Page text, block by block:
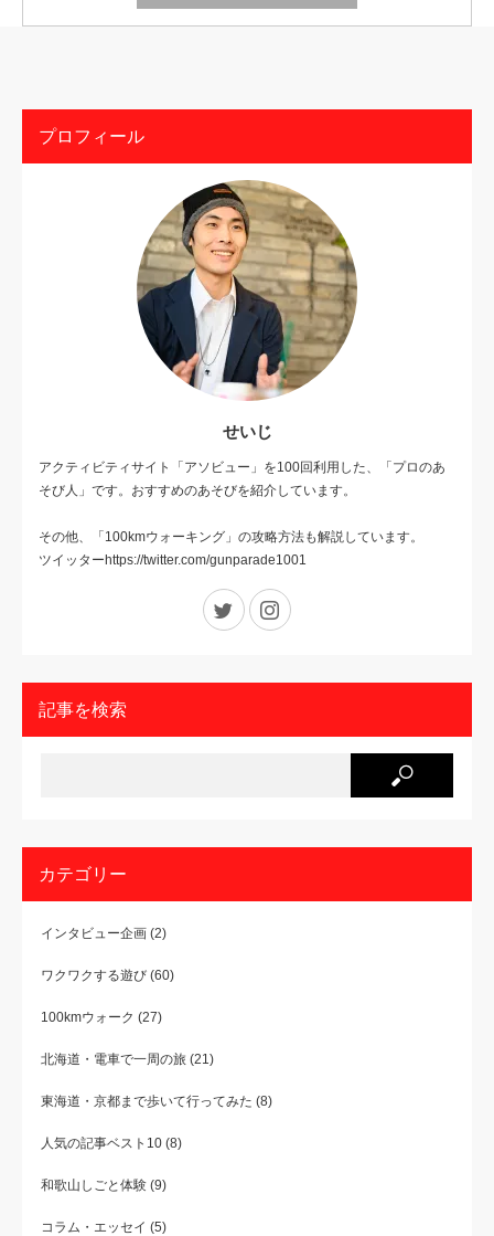
プロフィール
せいじ
アクティビティサイト「アソビュー」を100回利用した、「プロのあ
そび人」です。おすすめのあそびを紹介しています。
その他、「100kmウォーキング」の攻略方法も解説しています。
ツイッターhttps://twitter.com/gunparade1001
Twitter
記事を検索
カテゴリー
インタビュー企画 (2)
ワクワクする遊び (60)
100kmウォーク (27)
北海道・電車で一周の旅 (21)
東海道・京都まで歩いて行ってみた (8)
人気の記事ベスト10 (8)
和歌山しごと体験 (9)
コラム・エッセイ (5)